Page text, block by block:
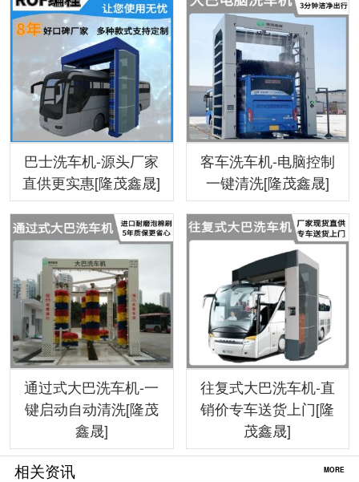
巴士洗车机-源头厂家
直供更实惠[隆茂鑫晟]
客车洗车机-电脑控制
一键清洗[隆茂鑫晟]
通过式大巴洗车机-一
键启动自动清洗[隆茂
鑫晟]
往复式大巴洗车机-直
销价专车送货上门[隆
茂鑫晟]
相关资讯 MORE